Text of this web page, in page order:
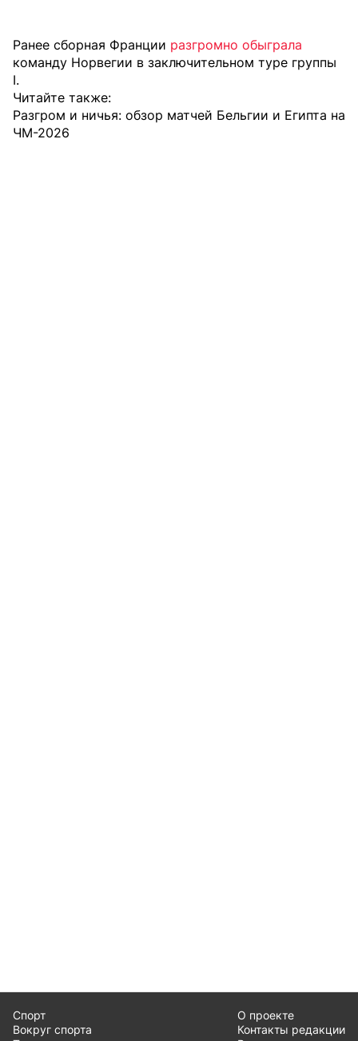
Ранее сборная Франции разгромно обыграла
команду Норвегии в заключительном туре группы
I.
Читайте также:
Разгром и ничья: обзор матчей Бельгии и Египта на
ЧМ-2026
Спорт
Вокруг спорта
О проекте
Контакты редакции